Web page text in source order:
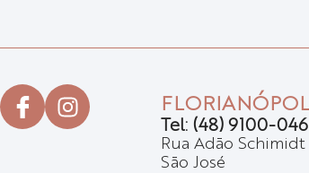
Tel: (48) 9100-
Rua Adão Schimidt
São José